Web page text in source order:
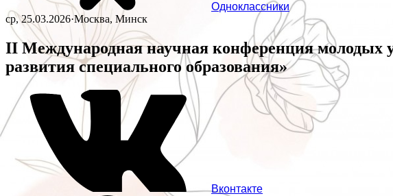
Одноклассники
ср, 25.03.2026·Москва, Минск
II Международная научная конференция молодых
развития специального образования»
Вконтакте